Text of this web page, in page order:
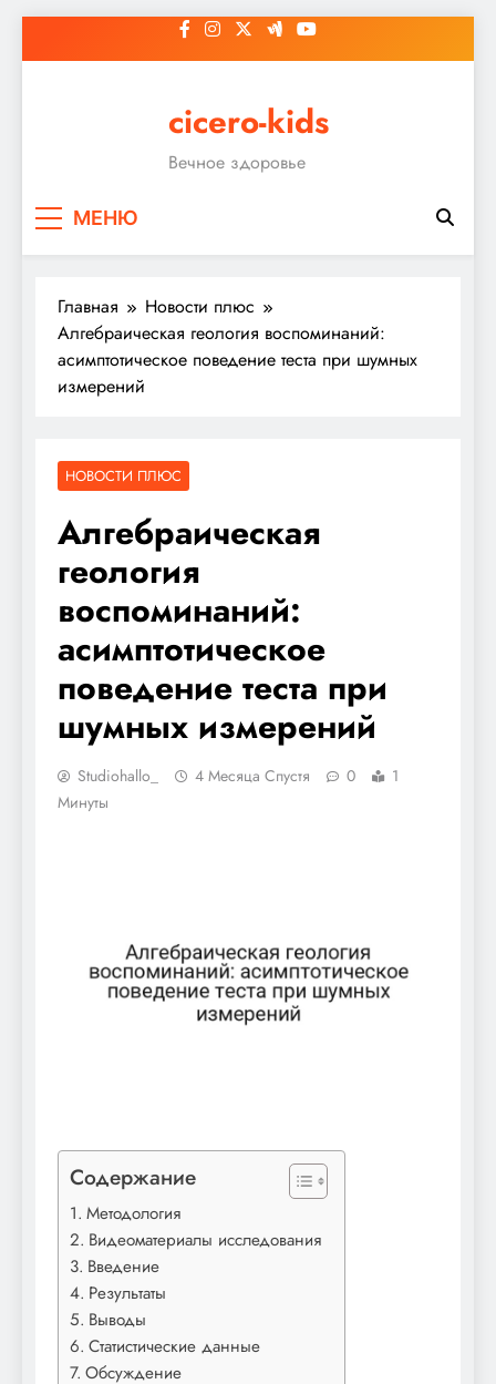
к
cicero-kids
Вечное здоровье
МЕНЮ
Главная
Новости плюс
Алгебраическая геология воспоминаний:
асимптотическое поведение теста при шумных
измерений
НОВОСТИ ПЛЮС
Алгебраическая
геология
воспоминаний:
асимптотическое
поведение теста при
шумных измерений
Studiohallo_ 4 Месяца Спустя 0
1
Минуты
Содержание
Методология
Видеоматериалы исследования
Введение
Результаты
Выводы
Статистические данные
Обсуждение